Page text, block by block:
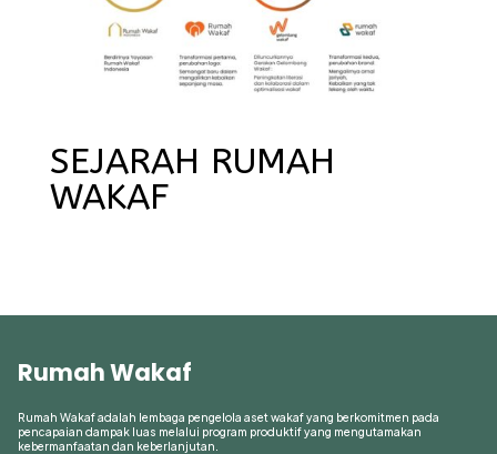
SEJARAH RUMAH
WAKAF
yang izinnya diterbitkan oleh Badan Wakaf Indonesia
Indonesia.
Rumah Wakaf
Rumah Wakaf adalah lembaga pengelola aset wakaf yang berkomitmen pada
pencapaian dampak luas melalui program produktif yang mengutamakan
kebermanfaatan dan keberlanjutan.